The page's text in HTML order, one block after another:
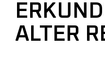
ALTER